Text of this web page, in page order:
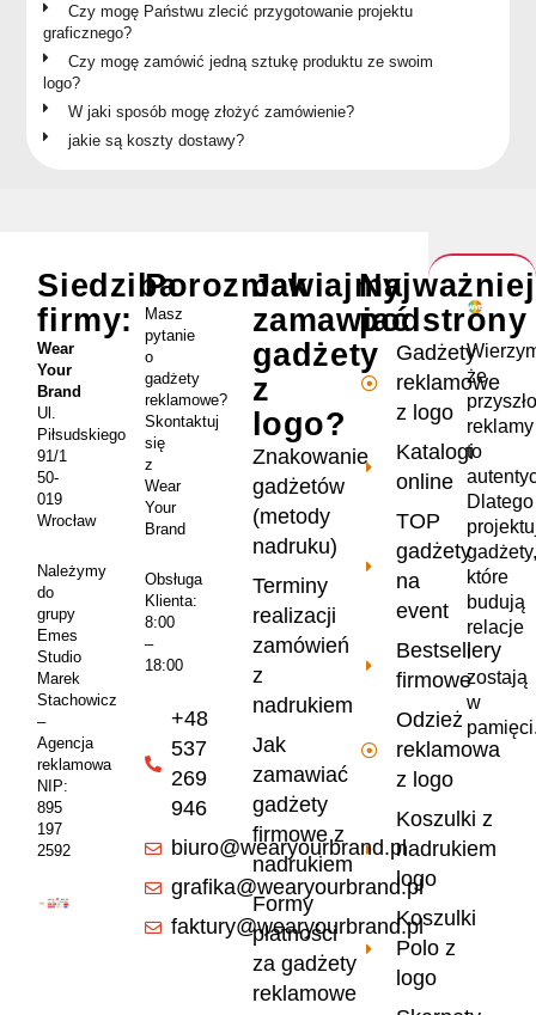
Czy mogę Państwu zlecić przygotowanie projektu
graficznego?
Czy mogę zamówić jedną sztukę produktu ze swoim
logo?
W jaki sposób mogę złożyć zamówienie?
jakie są koszty dostawy?
że
reklamy
to
Dlatego
gadżety,
które
budują
relacje
i
zostają
w
podstrony
Gadżety
reklamowe
z logo
Katalogi
online
TOP
gadżety
na
event
Bestsellery
firmowe
Odzież
reklamowa
z logo
Koszulki z
nadrukiem
logo
Koszulki
Polo z
logo
Jak
zamawiać
gadżety
z
logo?
Znakowanie
gadżetów
(metody
nadruku)
Terminy
realizacji
zamówień
z
nadrukiem
Jak
zamawiać
gadżety
firmowe z
nadrukiem
Formy
płatności
za gadżety
reklamowe
Porozmawiajmy
Masz
pytanie
o
gadżety
reklamowe?
Skontaktuj
się
z
Wear
Your
Brand
Obsługa
Klienta:
8:00
–
18:00
+48
537
269
946
biuro@wearyourbrand.pl
grafika@wearyourbrand.pl
faktury@wearyourbrand.pl
Siedziba
firmy:
Wear
Your
Brand
Ul.
Piłsudskiego
91/1
50-
019
Wrocław
Należymy
do
grupy
Emes
Studio
Marek
Stachowicz
–
Agencja
reklamowa
NIP:
895
197
2592